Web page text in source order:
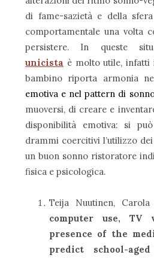
di fame-sazietà e della
comportamentale una volta
persistere. In queste
unicista è molto utile, infatti
bambino riporta armonia
emotiva e nel pattern di
muoversi, di creare e
disponibilità emotiva: si
drammi coercitivi l’utilizzo
un buon sonno ristoratore
fisica e psicologica.
Teija Nuutinen,
computer use, TV
presence of the
predict school-